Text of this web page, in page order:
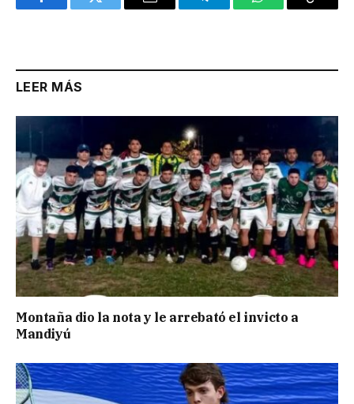
FacebookTwitter Email TelegramWhatsAppCopy
LEER MÁS
Montaña dio la nota y le arrebató el invicto a
Mandiyú